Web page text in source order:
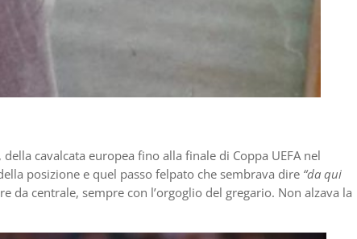
cavalcata europea fino alla finale di Coppa UEFA nel
posizione e quel passo felpato che sembrava dire “da qui
da centrale, sempre con l’orgoglio del gregario. Non alzava la